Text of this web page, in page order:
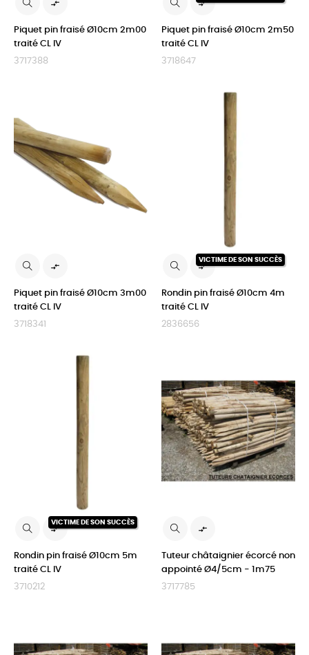

Piquet pin fraisé Ø10cm 2m00
traité CL IV
3717388

Piquet pin fraisé Ø10cm 2m50
traité CL IV
3718647

Piquet pin fraisé Ø10cm 3m00
traité CL IV
3718341
VICTIME DE SON SUCCÈS

Rondin pin fraisé Ø10cm 4m
traité CL IV
2836656
VICTIME DE SON SUCCÈS

Rondin pin fraisé Ø10cm 5m
traité CL IV
3710212

Tuteur châtaignier écorcé non
appointé Ø4/5cm - 1m75
3717785